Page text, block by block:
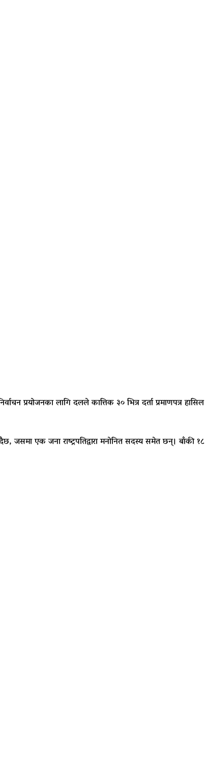
प्रयोजनका लागि दलले कात्तिक ३० भित्र दर्ता प्रमाणपत्र हासिल
जसमा एक जना राष्ट्रपतिद्वारा मनोनित सदस्य समेत छन्। बाँकी १८